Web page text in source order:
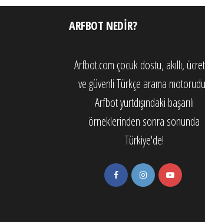
ARFBOT NEDIR?
Arfbot.com çocuk dostu, akıllı,
ve güvenli Türkçe arama
Arfbot yurtdışındaki başarılı
örneklerinden sonra sonunda
Türkiye'de!